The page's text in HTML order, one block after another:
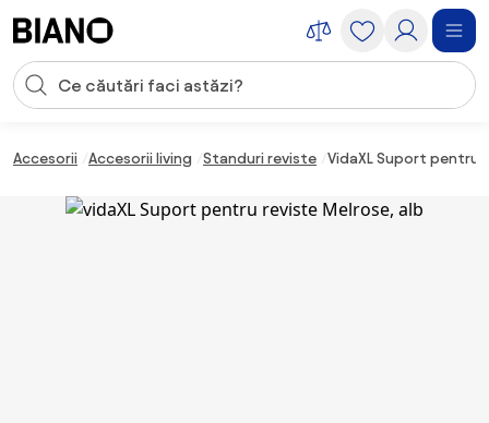
Introducerea căutării
Accesorii Accesorii living Standuri reviste VidaXL Suport pentru